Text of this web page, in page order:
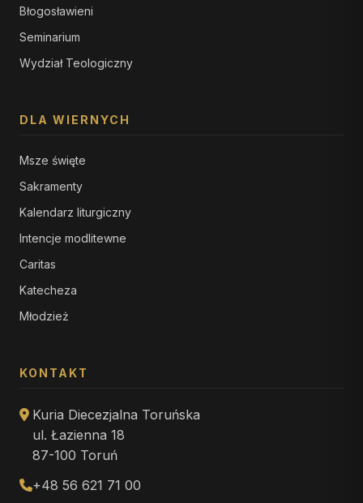
Błogosławieni
Seminarium
Wydział Teologiczny
DLA WIERNYCH
Msze święte
Sakramenty
Kalendarz liturgiczny
Intencje modlitewne
Caritas
Katecheza
Młodzież
KONTAKT
Kuria Diecezjalna Toruńska
ul. Łazienna 18
87-100 Toruń
+48 56 621 71 00